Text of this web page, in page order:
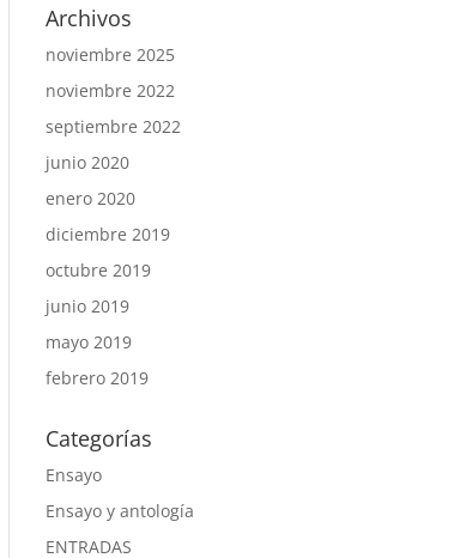
Archivos
noviembre 2025
noviembre 2022
septiembre 2022
junio 2020
enero 2020
diciembre 2019
octubre 2019
junio 2019
mayo 2019
febrero 2019
Categorías
Ensayo
Ensayo y antología
ENTRADAS